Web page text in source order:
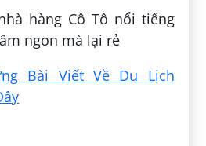
hàng Cô Tô nổi tiếng
ngon mà lại rẻ
Bài Viết Về Du Lịch